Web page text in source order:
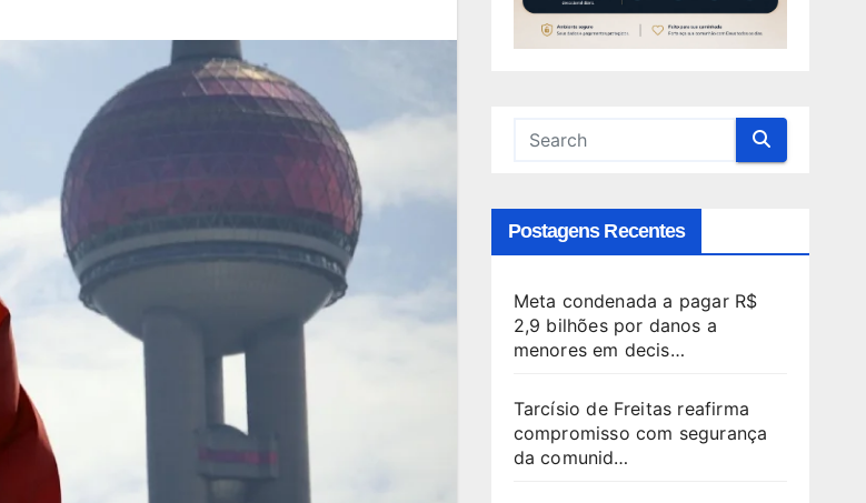
Postagens Recentes
Meta condenada a pagar R$
2,9 bilhões por danos a
menores em decis…
Tarcísio de Freitas reafirma
compromisso com segurança
da comunid…